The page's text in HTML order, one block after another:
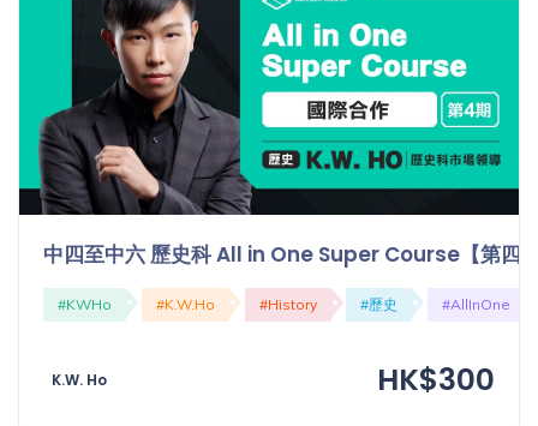
中四至中六 歷史科 All in One Super Course【第四
#KWHo #K.W.Ho #History #歷史 #AllInOne
K.W. Ho HK$300